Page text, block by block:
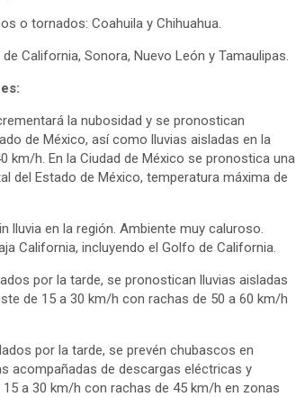
o tornados: Coahuila y Chihuahua.
California, Sonora, Nuevo León y Tamaulipas.
la nubosidad y se pronostican
de México, así como lluvias aisladas en la
km/h. En la Ciudad de México se pronostica una
del Estado de México, temperatura máxima de
lluvia en la región. Ambiente muy caluroso.
California, incluyendo el Golfo de California.
por la tarde, se pronostican lluvias aisladas
de 15 a 30 km/h con rachas de 50 a 60 km/h
por la tarde, se prevén chubascos en
acompañadas de descargas eléctricas y
a 30 km/h con rachas de 45 km/h en zonas